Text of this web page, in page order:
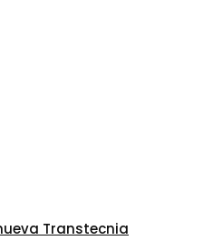
Transtecnia